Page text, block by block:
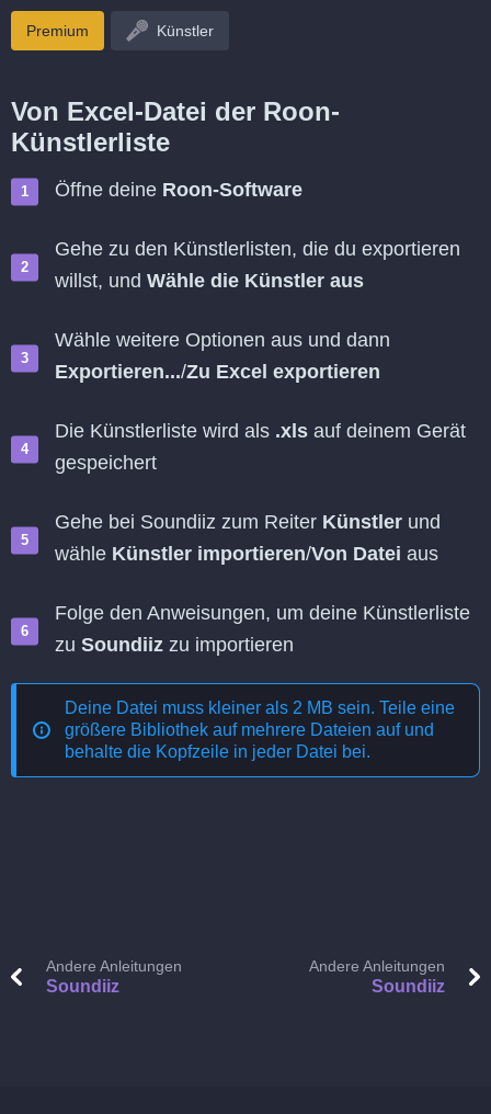
Premium Künstler
Von Excel-Datei der Roon-
Künstlerliste
Öffne deine Roon-Software
Gehe zu den Künstlerlisten, die du exportieren
willst, und Wähle die Künstler aus
Wähle weitere Optionen aus und dann
Exportieren.../Zu Excel exportieren
Die Künstlerliste wird als .xls auf deinem Gerät
gespeichert
Gehe bei Soundiiz zum Reiter Künstler und
wähle Künstler importieren/Von Datei aus
Folge den Anweisungen, um deine Künstlerliste
zu Soundiiz zu importieren
Deine Datei muss kleiner als 2 MB sein. Teile eine
größere Bibliothek auf mehrere Dateien auf und
behalte die Kopfzeile in jeder Datei bei.
Andere Anleitungen
Soundiiz
Andere Anleitungen
Soundiiz